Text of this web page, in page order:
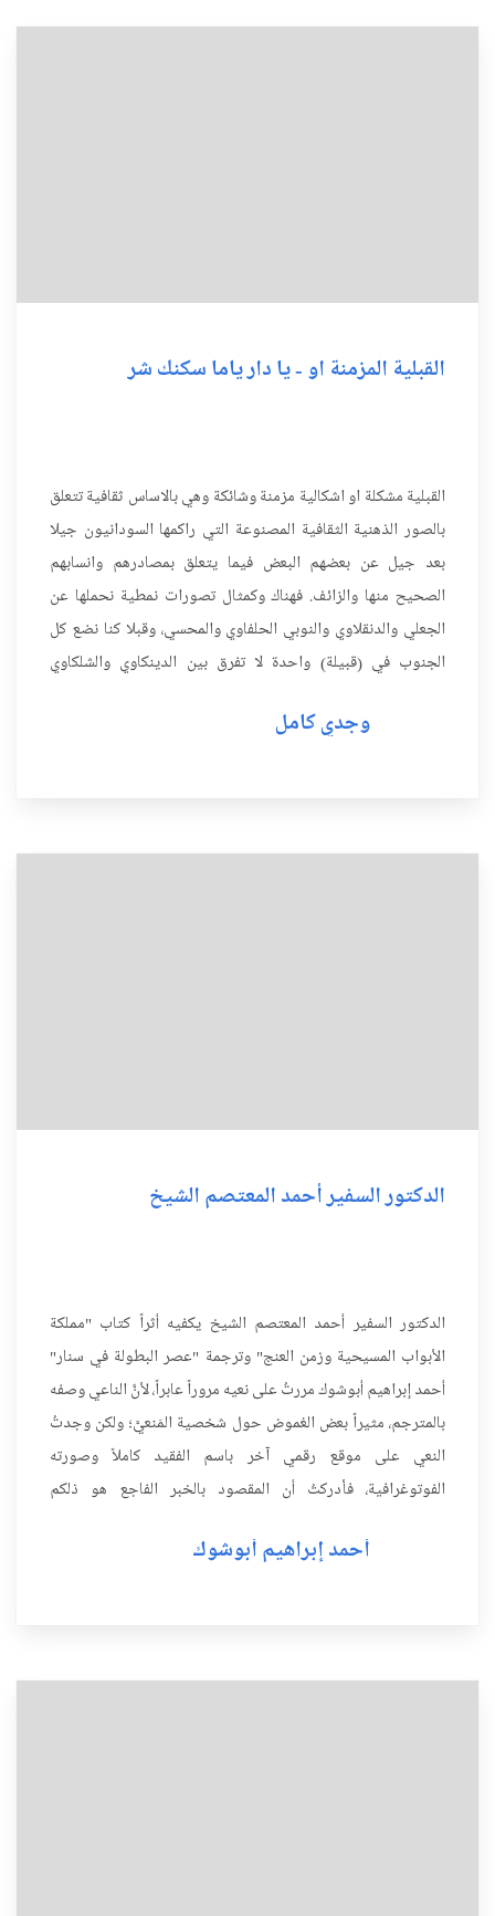
القبلية المزمنة او - يا دار ياما سكنك شر
القبلية مشكلة او اشكالية مزمنة وشائكة وهي بالاساس ثقافية تتعلق
بالصور الذهنية الثقافية المصنوعة التي راكمها السودانيون جيلا
بعد جيل عن بعضهم البعض فيما يتعلق بمصادرهم وانسابهم
الصحيح منها والزائف. فهناك وكمثال تصورات نمطية نحملها عن
الجعلي والدنقلاوي والنوبي الحلفاوي والمحسي، وقبلا كنا نضع كل
الجنوب في (قبيلة) واحدة لا تفرق بين الدينكاوي والشلكاوي
وجدي كامل
الدكتور السفير أحمد المعتصم الشيخ
الدكتور السفير أحمد المعتصم الشيخ يكفيه أثراً كتاب "مملكة
الأبواب المسيحية وزمن العنج" وترجمة "عصر البطولة في سنار"
أحمد إبراهيم أبوشوك مررتُ على نعيه مروراً عابراً، لأنَّ الناعي وصفه
بالمترجم، مثيراً بعض الغموض حول شخصية المَنعيَّ؛ ولكن وجدتُ
النعي على موقع رقمي آخر باسم الفقيد كاملاً وصورته
الفوتوغرافية، فأدركتُ أن المقصود بالخبر الفاجع هو ذلكم
أحمد إبراهيم أبوشوك